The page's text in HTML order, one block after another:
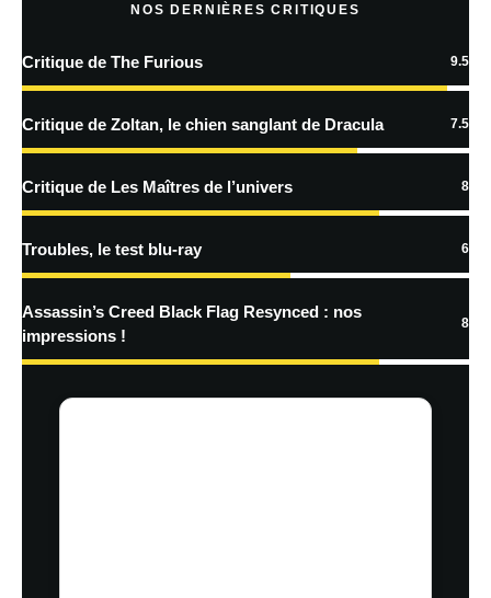
En savoir
traitées
NOS DERNIÈRES CRITIQUES
Critique de The Furious 9.5
Critique de Zoltan, le chien sanglant de Dracula 7.5
Critique de Les Maîtres de l’univers 8
Troubles, le test blu-ray 6
Assassin’s Creed Black Flag Resynced : nos
impressions !
8